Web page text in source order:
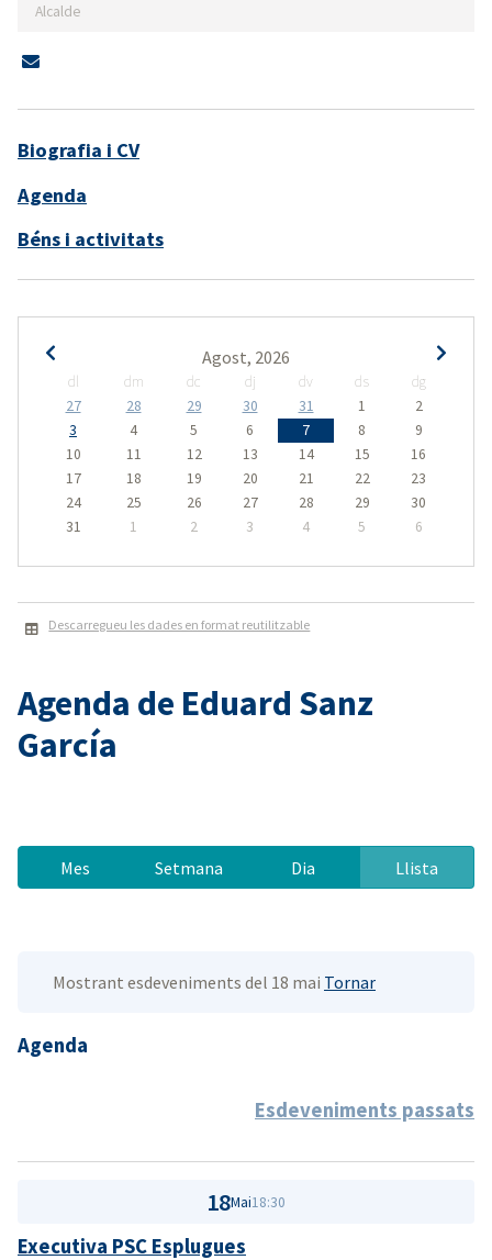
Alcalde
Biografia i CV
Agenda
Béns i activitats
Agost, 2026
dl dm dc dj dv ds
dg
27
28 29 30 31 1
2
3
4 5 6 7 8
9
10
11 12 13 14 15
16
17
18 19 20 21 22
23
24
25 26 27 28 29
30
31
1 2 3 4 5 6
Descarregueu les dades en format reutilitzable
Agenda de Eduard Sanz
García
Mes Setmana Dia Llista
Mostrant esdeveniments del 18 mai Tornar
Agenda
Esdeveniments passats
18Mai18:30
Executiva PSC Esplugues